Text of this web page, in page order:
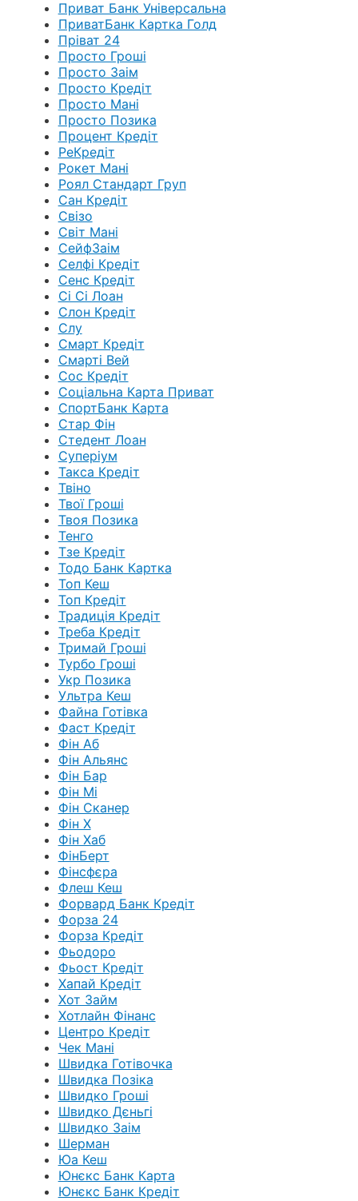
Приват Банк Універсальна
ПриватБанк Картка Голд
Пріват 24
Просто Гроші
Просто Заім
Просто Кредіт
Просто Мані
Просто Позика
Процент Кредіт
РеКредіт
Рокет Мані
Роял Стандарт Груп
Сан Кредіт
Свізо
Світ Мані
СейфЗаім
Селфі Кредіт
Сенс Кредіт
Сі Сі Лоан
Слон Кредіт
Слу
Смарт Кредіт
Смарті Вей
Сос Кредіт
Соціальна Карта Приват
СпортБанк Карта
Стар Фін
Стедент Лоан
Суперіум
Такса Кредіт
Твіно
Твої Гроші
Твоя Позика
Тенго
Тзе Кредіт
Тодо Банк Картка
Топ Кеш
Топ Кредіт
Традиція Кредіт
Треба Кредіт
Тримай Гроші
Турбо Гроші
Укр Позика
Ультра Кеш
Файна Готівка
Фаст Кредіт
Фін Аб
Фін Альянс
Фін Бар
Фін Мі
Фін Сканер
Фін Х
Фін Хаб
ФінБерт
Фінсфєра
Флеш Кеш
Форвард Банк Кредіт
Форза 24
Форза Кредіт
Фьодоро
Фьост Кредіт
Хапай Кредіт
Хот Займ
Хотлайн Фінанс
Центро Кредіт
Чек Мані
Швидка Готівочка
Швидка Позіка
Швидко Гроші
Швидко Дєньгі
Швидко Заім
Шерман
Юа Кеш
Юнєкс Банк Карта
Юнєкс Банк Кредіт